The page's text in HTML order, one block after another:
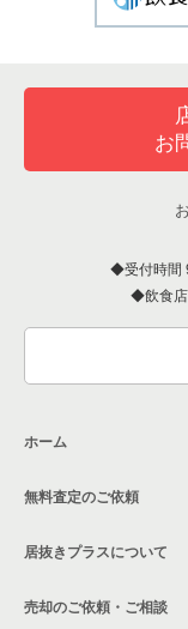
お
受付時間
飲食
ホーム
無料査定のご依頼
居抜きプラスについて
売却のご依頼・ご相談